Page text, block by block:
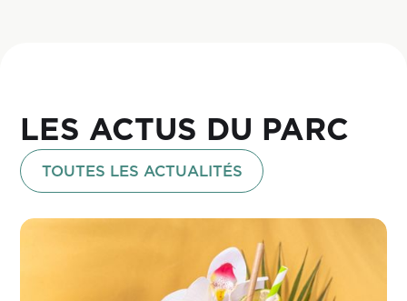
LES ACTUS DU PARC
TOUTES LES ACTUALITÉS